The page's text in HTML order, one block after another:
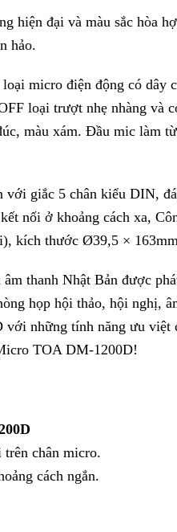
hiện đại và màu sắc hòa
hảo.
micro điện động có dây
loại trượt nhẹ nhàng và
màu xám. Đầu mic làm
giắc 5 chân kiểu DIN,
nối ở khoảng cách xa,
kích thước Ø39,5 ×
thanh Nhật Bản được
họp hội thảo, hội nghị,
những tính năng ưu việt
TOA DM-1200D!
trên chân micro.
cách ngắn.